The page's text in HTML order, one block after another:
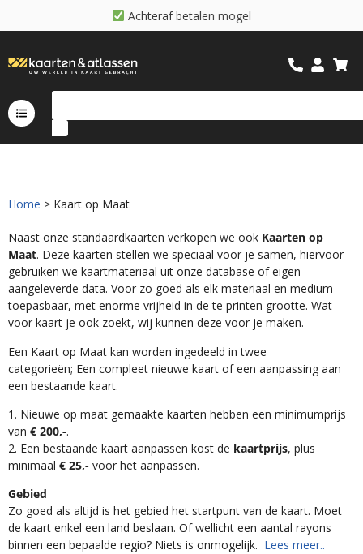
Achteraf betalen mogel
Home > Kaart op Maat
Naast onze standaardkaarten verkopen we ook Kaarten op
Maat. Deze kaarten stellen we speciaal voor je samen, hiervoor
gebruiken we kaartmateriaal uit onze database of eigen
aangeleverde data. Voor zo goed als elk materiaal en medium
toepasbaar, met enorme vrijheid in de te printen grootte. Wat
voor kaart je ook zoekt, wij kunnen deze voor je maken.
Een Kaart op Maat kan worden ingedeeld in twee
categorieën; Een compleet nieuwe kaart of een aanpassing aan
een bestaande kaart.
1. Nieuwe op maat gemaakte kaarten hebben een minimumprijs
van € 200,-.
2. Een bestaande kaart aanpassen kost de kaartprijs, plus
minimaal € 25,- voor het aanpassen.
Gebied
Zo goed als altijd is het gebied het startpunt van de kaart. Moet
de kaart enkel een land beslaan. Of wellicht een aantal rayons
binnen een bepaalde regio? Niets is onmogelijk. Lees meer..